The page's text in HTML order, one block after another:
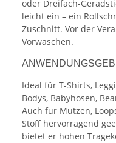
oder Dreifach-
leicht ein – ein
Zuschnitt. Vor der
Vorwaschen.
Ideal für T-Shirts,
Bodys, Babyhosen,
Auch für Mützen,
Stoff hervorragend
bietet er hohen